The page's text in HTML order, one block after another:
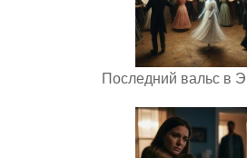
Последний вальс в